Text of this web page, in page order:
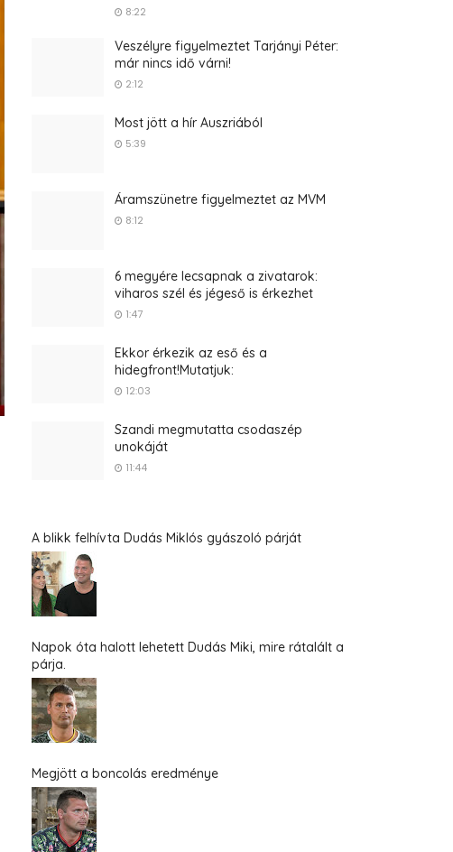
8:22
Veszélyre figyelmeztet Tarjányi Péter:
már nincs idő várni!
2:12
Most jött a hír Auszriából
5:39
Áramszünetre figyelmeztet az MVM
8:12
6 megyére lecsapnak a zivatarok:
viharos szél és jégeső is érkezhet
1:47
Ekkor érkezik az eső és a
hidegfront!Mutatjuk:
12:03
Szandi megmutatta csodaszép
unokáját
11:44
A blikk felhívta Dudás Miklós gyászoló párját
Napok óta halott lehetett Dudás Miki, mire rátalált a
párja.
Megjött a boncolás eredménye